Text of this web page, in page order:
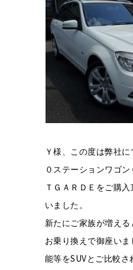
Ｙ様、この度は弊社
０ステーションワゴ
ＴＧＡＲＤＥをご購
いました。
新たにご家族が増え
お乗り換えで御座いま
能等をSUV とご比較さ